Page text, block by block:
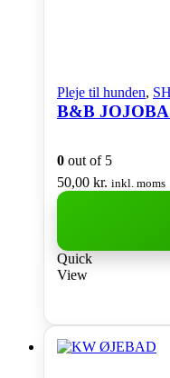
Pleje til hunden,
B&B JOJOBA
0 out of 5
50,00 kr. inkl. moms
Quick
View